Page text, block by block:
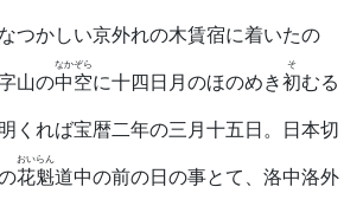
つかしい京外れの木賃宿に着いたの
山の中空
なかぞら
に十四日月のほのめき初
そ
むる
くれば宝暦二年の三月十五日。日本切
花魁
おいらん
道中の前の日の事とて、洛中洛外